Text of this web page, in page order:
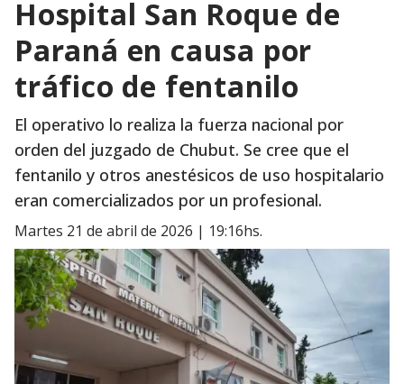
Hospital San Roque de
Paraná en causa por
tráfico de fentanilo
El operativo lo realiza la fuerza nacional por
orden del juzgado de Chubut. Se cree que el
fentanilo y otros anestésicos de uso hospitalario
eran comercializados por un profesional.
martes 21 de abril de 2026 | 19:16hs.